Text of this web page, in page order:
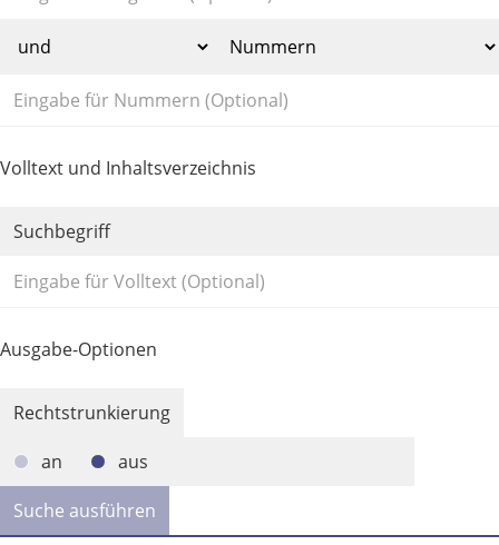
Volltext und Inhaltsverzeichnis
Suchbegriff
Ausgabe-Optionen
Rechtstrunkierung
an
aus